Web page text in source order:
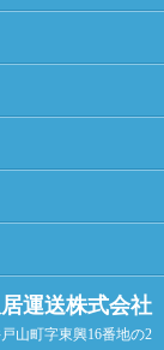
運送株式会社
山町字東興16番地の2